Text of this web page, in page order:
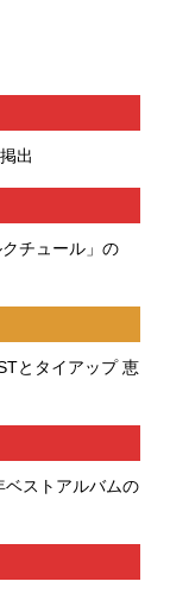
出
チュール」の
とタイアップ 恵
ベストアルバムの